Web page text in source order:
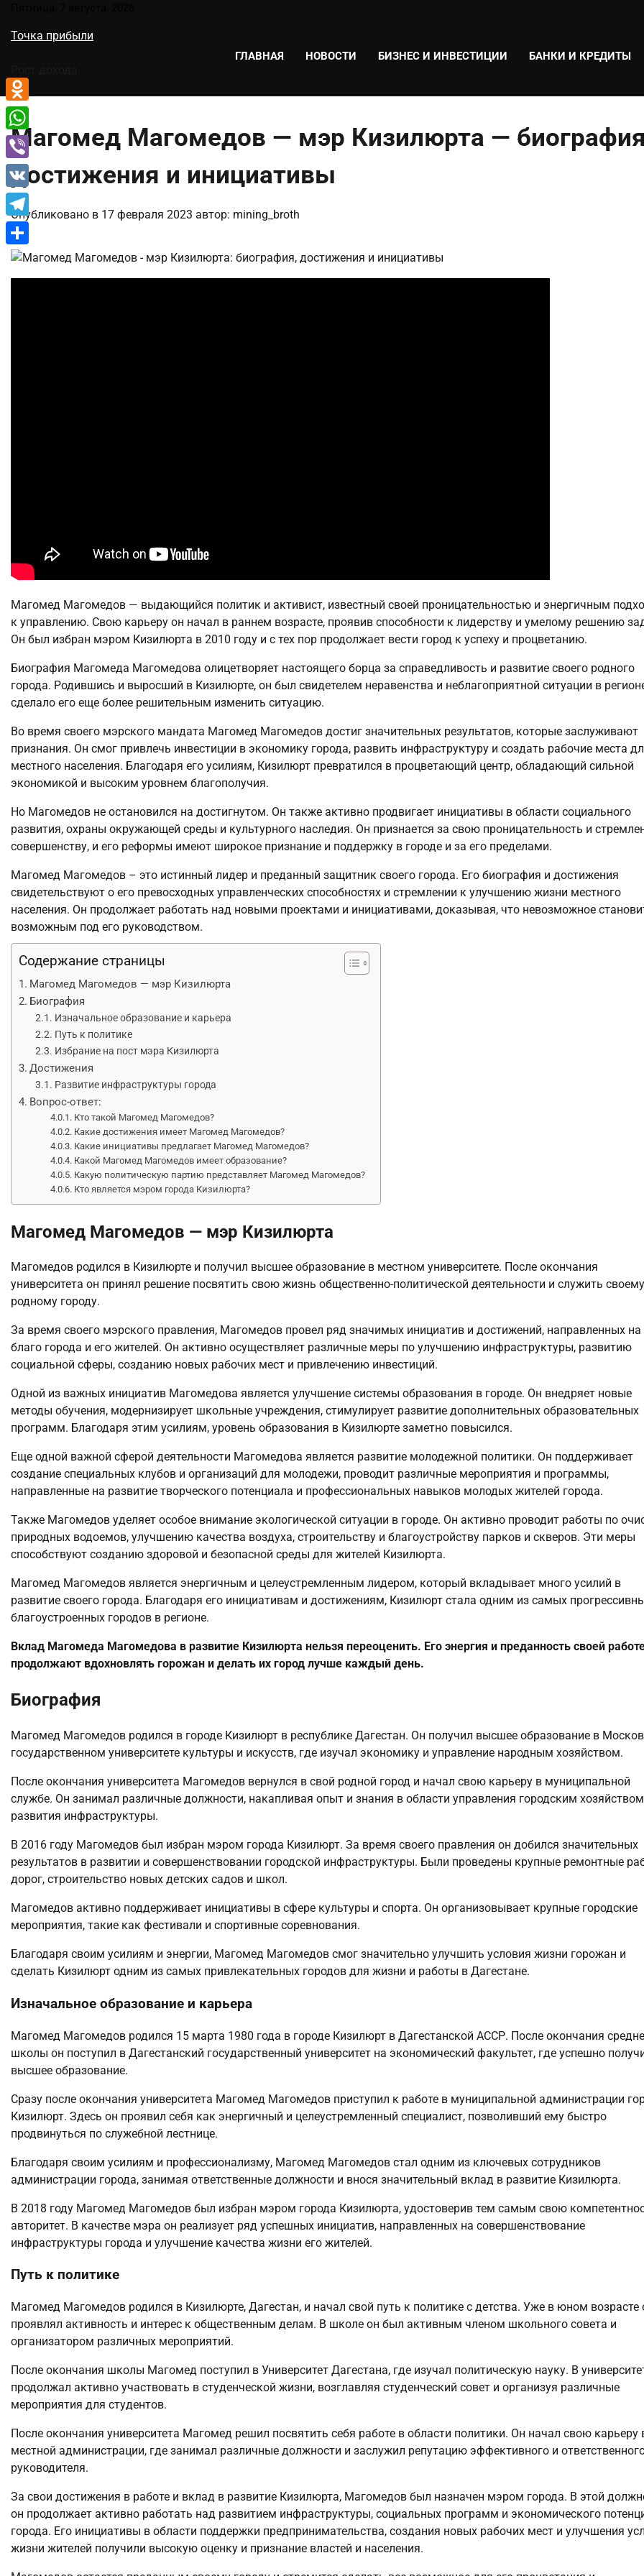
содержимому
Точка прибыли
ГЛАВНАЯ НОВОСТИ БИЗНЕС И ИНВЕСТИЦИИ БАНКИ И КРЕДИТЫ
Магомед Магомедов — мэр Кизилюрта —
достижения и инициативы
Опубликовано в 17 февраля 2023 автор: mining_broth
Магомед Магомедов — выдающийся политик и активист, известный своей проницательностью и энергичным
к управлению. Свою карьеру он начал в раннем возрасте, проявив способности к лидерству и умелому решению
Он был избран мэром Кизилюрта в 2010 году и с тех пор продолжает вести город к успеху и процветанию.
Биография Магомеда Магомедова олицетворяет настоящего борца за справедливость и развитие своего родного
города. Родившись и выросший в Кизилюрте, он был свидетелем неравенства и неблагоприятной ситуации в
сделало его еще более решительным изменить ситуацию.
Во время своего мэрского мандата Магомед Магомедов достиг значительных результатов, которые заслуживают
признания. Он смог привлечь инвестиции в экономику города, развить инфраструктуру и создать рабочие места
местного населения. Благодаря его усилиям, Кизилюрт превратился в процветающий центр, обладающий сильной
экономикой и высоким уровнем благополучия.
Но Магомедов не остановился на достигнутом. Он также активно продвигает инициативы в области социального
развития, охраны окружающей среды и культурного наследия. Он признается за свою проницательность и
совершенству, и его реформы имеют широкое признание и поддержку в городе и за его пределами.
Магомед Магомедов – это истинный лидер и преданный защитник своего города. Его биография и достижения
свидетельствуют о его превосходных управленческих способностях и стремлении к улучшению жизни местного
населения. Он продолжает работать над новыми проектами и инициативами, доказывая, что невозможное
возможным под его руководством.
Содержание страницы
Магомед Магомедов — мэр Кизилюрта
Биография
Изначальное образование и карьера
Путь к политике
Избрание на пост мэра Кизилюрта
Достижения
Развитие инфраструктуры города
Вопрос-ответ:
Кто такой Магомед Магомедов?
Какие достижения имеет Магомед Магомедов?
Какие инициативы предлагает Магомед Магомедов?
Какой Магомед Магомедов имеет образование?
Какую политическую партию представляет Магомед Магомедов?
Кто является мэром города Кизилюрта?
Магомед Магомедов — мэр Кизилюрта
Магомедов родился в Кизилюрте и получил высшее образование в местном университете. После окончания
университета он принял решение посвятить свою жизнь общественно-политической деятельности и служить своему
родному городу.
За время своего мэрского правления, Магомедов провел ряд значимых инициатив и достижений, направленных на
благо города и его жителей. Он активно осуществляет различные меры по улучшению инфраструктуры, развитию
социальной сферы, созданию новых рабочих мест и привлечению инвестиций.
Одной из важных инициатив Магомедова является улучшение системы образования в городе. Он внедряет новые
методы обучения, модернизирует школьные учреждения, стимулирует развитие дополнительных образовательных
программ. Благодаря этим усилиям, уровень образования в Кизилюрте заметно повысился.
Еще одной важной сферой деятельности Магомедова является развитие молодежной политики. Он поддерживает
создание специальных клубов и организаций для молодежи, проводит различные мероприятия и программы,
направленные на развитие творческого потенциала и профессиональных навыков молодых жителей города.
Также Магомедов уделяет особое внимание экологической ситуации в городе. Он активно проводит работы по
природных водоемов, улучшению качества воздуха, строительству и благоустройству парков и скверов. Эти меры
способствуют созданию здоровой и безопасной среды для жителей Кизилюрта.
Магомед Магомедов является энергичным и целеустремленным лидером, который вкладывает много усилий в
развитие своего города. Благодаря его инициативам и достижениям, Кизилюрт стала одним из самых
благоустроенных городов в регионе.
Вклад Магомеда Магомедова в развитие Кизилюрта нельзя переоценить. Его энергия и преданность своей
продолжают вдохновлять горожан и делать их город лучше каждый день.
Биография
Магомед Магомедов родился в городе Кизилюрт в республике Дагестан. Он получил высшее образование в
государственном университете культуры и искусств, где изучал экономику и управление народным хозяйством.
После окончания университета Магомедов вернулся в свой родной город и начал свою карьеру в муниципальной
службе. Он занимал различные должности, накапливая опыт и знания в области управления городским
развития инфраструктуры.
В 2016 году Магомедов был избран мэром города Кизилюрт. За время своего правления он добился значительных
результатов в развитии и совершенствовании городской инфраструктуры. Были проведены крупные ремонтные
дорог, строительство новых детских садов и школ.
Магомедов активно поддерживает инициативы в сфере культуры и спорта. Он организовывает крупные городские
мероприятия, такие как фестивали и спортивные соревнования.
Благодаря своим усилиям и энергии, Магомед Магомедов смог значительно улучшить условия жизни горожан и
сделать Кизилюрт одним из самых привлекательных городов для жизни и работы в Дагестане.
Изначальное образование и карьера
Магомед Магомедов родился 15 марта 1980 года в городе Кизилюрт в Дагестанской АССР. После окончания
школы он поступил в Дагестанский государственный университет на экономический факультет, где успешно
высшее образование.
Сразу после окончания университета Магомед Магомедов приступил к работе в муниципальной администрации
Кизилюрт. Здесь он проявил себя как энергичный и целеустремленный специалист, позволивший ему быстро
продвинуться по служебной лестнице.
Благодаря своим усилиям и профессионализму, Магомед Магомедов стал одним из ключевых сотрудников
администрации города, занимая ответственные должности и внося значительный вклад в развитие Кизилюрта.
В 2018 году Магомед Магомедов был избран мэром города Кизилюрта, удостоверив тем самым свою
авторитет. В качестве мэра он реализует ряд успешных инициатив, направленных на совершенствование
инфраструктуры города и улучшение качества жизни его жителей.
Путь к политике
Магомед Магомедов родился в Кизилюрте, Дагестан, и начал свой путь к политике с детства. Уже в юном возрасте
проявлял активность и интерес к общественным делам. В школе он был активным членом школьного совета и
организатором различных мероприятий.
После окончания школы Магомед поступил в Университет Дагестана, где изучал политическую науку. В
продолжал активно участвовать в студенческой жизни, возглавляя студенческий совет и организуя различные
мероприятия для студентов.
После окончания университета Магомед решил посвятить себя работе в области политики. Он начал свою карьеру
местной администрации, где занимал различные должности и заслужил репутацию эффективного и
руководителя.
За свои достижения в работе и вклад в развитие Кизилюрта, Магомедов был назначен мэром города. В этой
он продолжает активно работать над развитием инфраструктуры, социальных программ и экономического
города. Его инициативы в области поддержки предпринимательства, создания новых рабочих мест и улучшения
жизни жителей получили высокую оценку и признание властей и населения.
Odnoklassniki
WhatsApp
Viber
VK
Telegram
Отправить